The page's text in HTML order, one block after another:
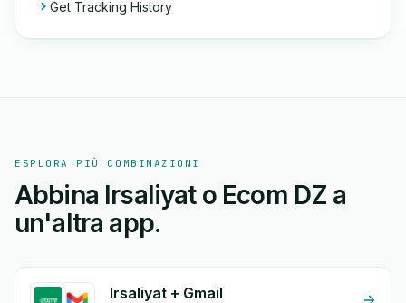
Get Tracking History
ESPLORA PIÙ COMBINAZIONI
Abbina Irsaliyat o Ecom DZ a
un'altra app.
Irsaliyat + Gmail